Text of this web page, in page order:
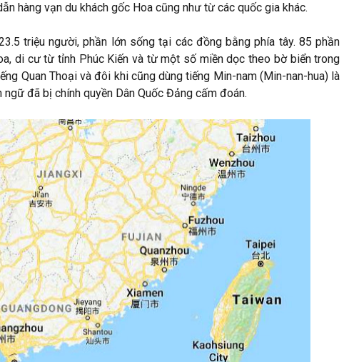
hàng vạn du khách gốc Hoa cũng như từ các quốc gia khác.
triệu người, phần lớn sống tại các đồng bằng phía tây. 85 phần
di cư từ tỉnh Phúc Kiến và từ một số miền dọc theo bờ biển trong
Quan Thoại và đôi khi cũng dùng tiếng Min-nam (Min-nan-hua) là
đã bị chính quyền Dân Quốc Đảng cấm đoán.